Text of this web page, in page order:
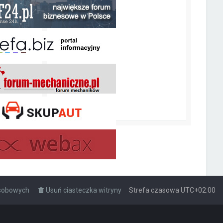
Strefa czasowa UTC+02:00
Usuń ciasteczka witryny